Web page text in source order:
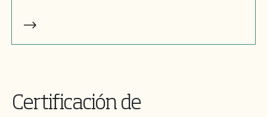
Certificación de